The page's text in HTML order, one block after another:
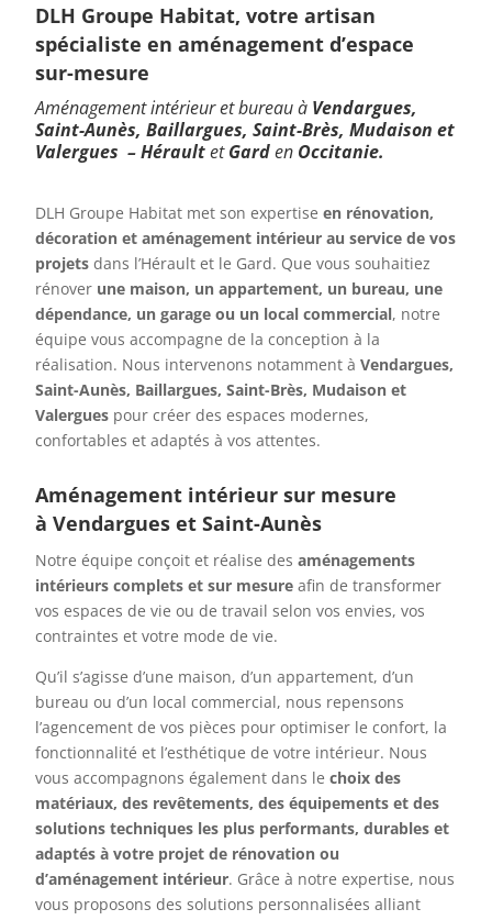
DLH Groupe Habitat, votre artisan
spécialiste en aménagement d’espace
sur-mesure
Aménagement intérieur et bureau à Vendargues,
Saint-Aunès, Baillargues, Saint-Brès, Mudaison et
Valergues –HéraultetGarden Occitanie.
DLH Groupe Habitat met son expertise en rénovation,
décoration et aménagement intérieur au service de vos
projets dans l’Hérault et le Gard. Que vous souhaitiez
rénover une maison, un appartement, un bureau, une
dépendance, un garage ou un local commercial, notre
équipe vous accompagne de la conception à la
réalisation. Nous intervenons notamment à Vendargues,
Saint-Aunès, Baillargues, Saint-Brès, Mudaison et
Valergues pour créer des espaces modernes,
confortables et adaptés à vos attentes.
Aménagement intérieur sur mesure
à Vendargues et Saint-Aunès
Notre équipe conçoit et réalise des aménagements
intérieurs complets et sur mesure afin de transformer
vos espaces de vie ou de travail selon vos envies, vos
contraintes et votre mode de vie.
Qu’il s’agisse d’une maison, d’un appartement, d’un
bureau ou d’un local commercial, nous repensons
l’agencement de vos pièces pour optimiser le confort, la
fonctionnalité et l’esthétique de votre intérieur. Nous
vous accompagnons également dans le choix des
matériaux, des revêtements, des équipements et des
solutions techniques les plus performants, durables et
adaptés à votre projet de rénovation ou
d’aménagement intérieur. Grâce à notre expertise, nous
vous proposons des solutions personnalisées alliant